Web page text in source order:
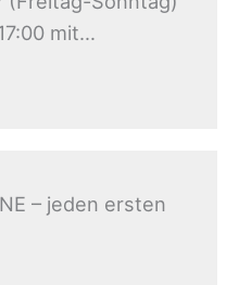
mit…
– jeden ersten